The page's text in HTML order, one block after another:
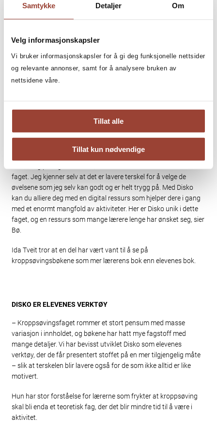
Samtykke Detaljer Om
Velg informasjonskapsler
Vi bruker informasjonskapsler for å gi deg funksjonelle nettsider
og relevante annonser, samt for å analysere bruken av
nettsidene våre.
Tillat alle
Tillat kun nødvendige
ressurs som hjelper dere i gang med et
BIDRAR TIL STØRRE BREDDE OG VARIASJON
handler om den imponerende aktivitetsbanken. Den teller nå
nærmere 200 forskjellige aktiviteter, som forklares med korte og
lettfattelige filmklipp.
faget. Jeg kjenner selv at det er lavere terskel for å velge de
øvelsene som jeg selv kan godt og er helt trygg på. Med Disko
kan du alliere deg med en digital ressurs som hjelper dere i gang
med et enormt mangfold av aktiviteter. Her er Disko unik i dette
faget, og en ressurs som mange lærere lenge har ønsket seg, sier
Bø.
Ida Tveit tror at en del har vært vant til å se på
kroppsøvingsbøkene som mer lærerens bok enn elevenes bok.
DISKO ER ELEVENES VERKTØY
– Kroppsøvingsfaget rommer et stort pensum med masse
variasjon i innholdet, og bøkene har hatt mye fagstoff med
mange detaljer. Vi har bevisst utviklet Disko som elevenes
verktøy, der de får presentert stoffet på en mer tilgjengelig måte
– slik at terskelen blir lavere også for de som ikke alltid er like
motivert.
Hun har stor forståelse for lærerne som frykter at kroppsøving
skal bli enda et teoretisk fag, der det blir mindre tid til å være i
aktivitet.